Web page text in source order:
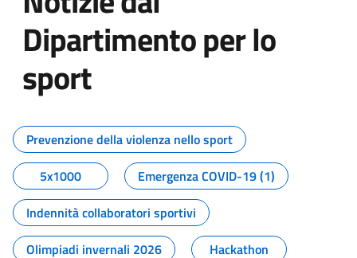
Dipartimento per lo
sport
Tutti i contenuti della pagina
Prevenzione della violenza nello sport
5x1000
Emergenza COVID-19 (1)
Indennità collaboratori sportivi
Olimpiadi invernali 2026
Hackathon